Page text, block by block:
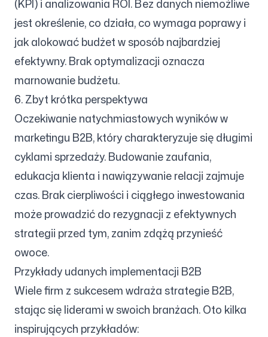
(KPI) i analizowania ROI. Bez danych niemożliwe
jest określenie, co działa, co wymaga poprawy i
jak alokować budżet w sposób najbardziej
efektywny. Brak optymalizacji oznacza
marnowanie budżetu.
6. Zbyt krótka perspektywa
Oczekiwanie natychmiastowych wyników w
marketingu B2B, który charakteryzuje się długimi
cyklami sprzedaży. Budowanie zaufania,
edukacja klienta i nawiązywanie relacji zajmuje
czas. Brak cierpliwości i ciągłego inwestowania
może prowadzić do rezygnacji z efektywnych
strategii przed tym, zanim zdążą przynieść
owoce.
Przykłady udanych implementacji B2B
Wiele firm z sukcesem wdraża strategie B2B,
stając się liderami w swoich branżach. Oto kilka
inspirujących przykładów: